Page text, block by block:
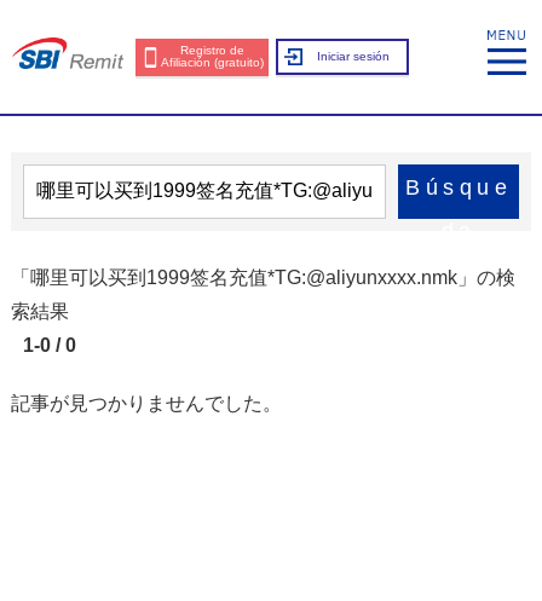
Registro de
Afiliación (gratuito)
Iniciar sesión
Búsque
「哪里可以买到1999签名充值*TG:@aliyunxxxx.nmk」の検
索結果
1-0 / 0
記事が見つかりませんでした。